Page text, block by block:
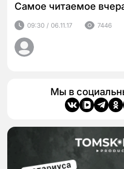
Самое читаемое
09:30 / 06.11.17 7446
Мы в